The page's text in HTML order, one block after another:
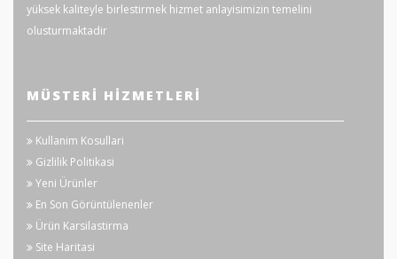
yüksek kaliteyle birlestirmek hizmet anlayisimizin temelini
olusturmaktadir
MÜSTERI HIZMETLERI
Kullanim Kosullari
Gizlilik Politikasi
Yeni Ürünler
En Son Görüntülenenler
Ürün Karsilastirma
Site Haritasi